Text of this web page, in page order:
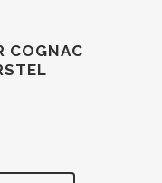
COGNAC